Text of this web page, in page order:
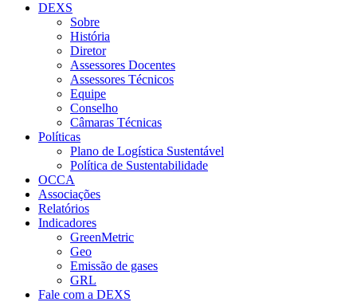
DEXS
Sobre
História
Diretor
Assessores Docentes
Assessores Técnicos
Equipe
Conselho
Câmaras Técnicas
Políticas
Plano de Logística Sustentável
Política de Sustentabilidade
OCCA
Associações
Relatórios
Indicadores
GreenMetric
Geo
Emissão de gases
GRL
Fale com a DEXS